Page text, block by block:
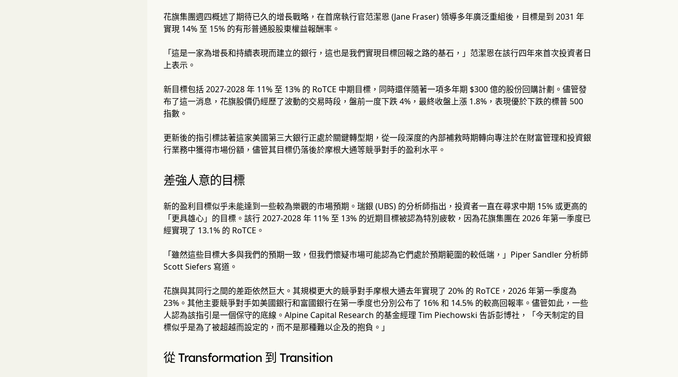
花旗集團週四概述了期待已久的增長戰略，在首席執行官范潔恩 (Jane Fraser) 領導多年廣泛重組後，目標是到 2031 年
實現 14% 至 15% 的有形普通股股東權益報酬率。
「這是一家為增長和持續表現而建立的銀行，這也是我們實現目標回報之路的基石，」范潔恩在該行四年來首次投資者日
上表示。
新目標包括 2027-2028 年 11% 至 13% 的 RoTCE 中期目標，同時還伴隨著一項多年期 $300 億的股份回購計劃。儘管發
布了這一消息，花旗股價仍經歷了波動的交易時段，盤前一度下跌 4%，最終收盤上漲 1.8%，表現優於下跌的標普 500
指數。
更新後的指引標誌著這家美國第三大銀行正處於關鍵轉型期，從一段深度的內部補救時期轉向專注於在財富管理和投資銀
行業務中獲得市場份額，儘管其目標仍落後於摩根大通等競爭對手的盈利水平。
差強人意的目標
新的盈利目標似乎未能達到一些較為樂觀的市場預期。瑞銀 (UBS) 的分析師指出，投資者一直在尋求中期 15% 或更高的
「更具雄心」的目標。該行 2027-2028 年 11% 至 13% 的近期目標被認為特別疲軟，因為花旗集團在 2026 年第一季度已
經實現了 13.1% 的 RoTCE。
「雖然這些目標大多與我們的預期一致，但我們懷疑市場可能認為它們處於預期範圍的較低端，」Piper Sandler 分析師
Scott Siefers 寫道。
花旗與其同行之間的差距依然巨大。其規模更大的競爭對手摩根大通去年實現了 20% 的 RoTCE，2026 年第一季度為
23%。其他主要競爭對手如美國銀行和富國銀行在第一季度也分別公布了 16% 和 14.5% 的較高回報率。儘管如此，一些
人認為該指引是一個保守的底線。Alpine Capital Research 的基金經理 Tim Piechowski 告訴彭博社，「今天制定的目
標似乎是為了被超越而設定的，而不是那種難以企及的抱負。」
從 Transformation 到 Transition